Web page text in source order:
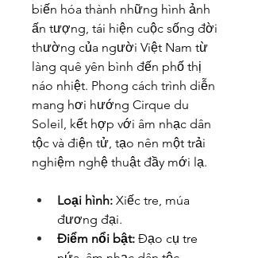
biến hóa thành những hình ảnh
ấn tượng, tái hiện cuộc sống đời
thường của người Việt Nam từ
làng quê yên bình đến phố thị
náo nhiệt. Phong cách trình diễn
mang hơi hướng Cirque du
Soleil, kết hợp với âm nhạc dân
tộc và điện tử, tạo nên một trải
nghiệm nghệ thuật đầy mới lạ.
Loại hình: Xiếc tre, múa
đương đại.
Điểm nổi bật: Đạo cụ tre